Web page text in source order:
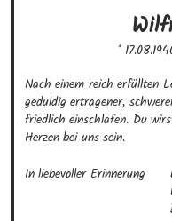
*
Nach einem reich erfüllten
geduldig ertragener,
friedlich einschlafen. Du
Herzen bei uns sein.
In liebevoller Erinnerung